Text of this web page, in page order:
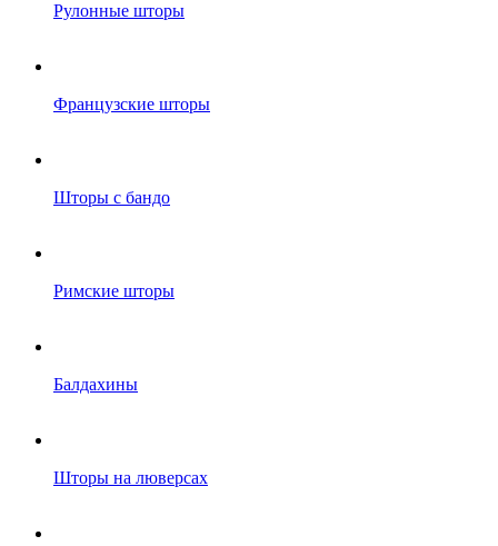
Рулонные шторы
Французские шторы
Шторы с бандо
Римские шторы
Балдахины
Шторы на люверсах